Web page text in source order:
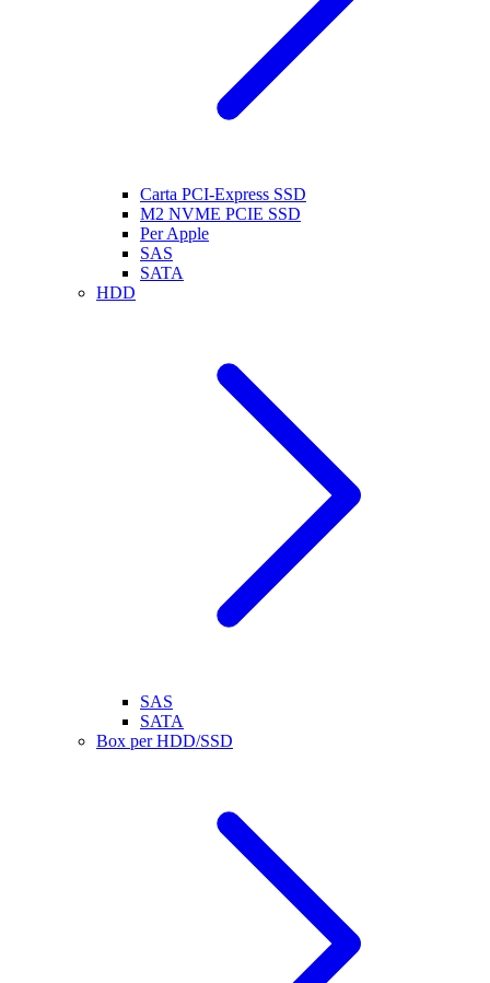
Carta PCI-Express SSD
M2 NVME PCIE SSD
Per Apple
SAS
SATA
HDD
SAS
SATA
Box per HDD/SSD